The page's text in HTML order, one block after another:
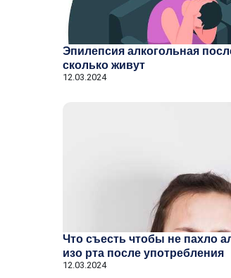
Эпилепсия алкогольная
сколько живут
12.03.2024
Что съесть чтобы не пахло
изо рта после употребления
12.03.2024